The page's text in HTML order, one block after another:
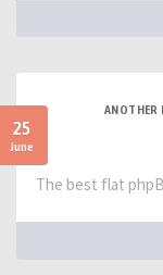
25
June
ANOTHER
The best flat